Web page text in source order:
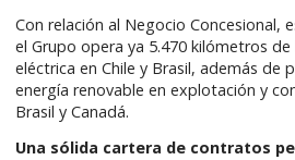
Con relación al Negocio Concesional,
el Grupo opera ya 5.470 kilómetros
eléctrica en Chile y Brasil, además de
energía renovable en explotación y
Brasil y Canadá.
Una sólida cartera de contratos